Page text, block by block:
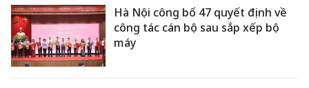
Hà Nội công bố 47 quyết định về
công tác cán bộ sau sắp xếp bộ
máy